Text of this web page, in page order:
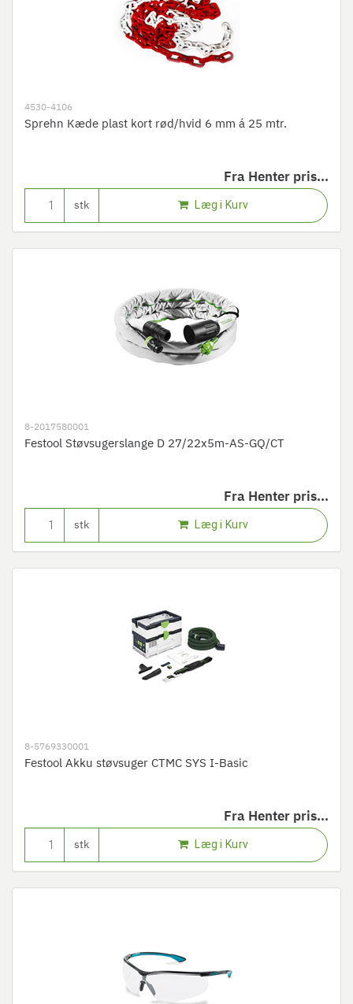
4530-4106
Sprehn Kæde plast kort rød/hvid 6 mm á 25 mtr.
Fra Henter pris...
stk Læg i Kurv
8-2017580001
Festool Støvsugerslange D 27/22x5m-AS-GQ/CT
Fra Henter pris...
stk Læg i Kurv
8-5769330001
Festool Akku støvsuger CTMC SYS I-Basic
Fra Henter pris...
stk Læg i Kurv